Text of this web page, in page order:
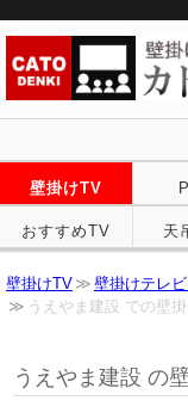
壁掛けTV
おすすめTV 天
壁掛けTV 壁掛けテレ
うえやま建設 での壁
うえやま建設 の